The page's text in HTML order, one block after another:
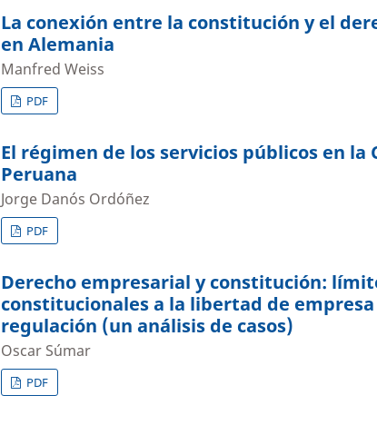
La conexión entre la constitución y el
en Alemania
Manfred Weiss
PDF
El régimen de los servicios públicos en la
Peruana
Jorge Danós Ordóñez
PDF
Derecho empresarial y constitución:
constitucionales a la libertad de empresa
regulación (un análisis de casos)
Oscar Súmar
PDF